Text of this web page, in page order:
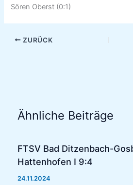
Sören Oberst (0:1)
ZURÜCK
Ähnliche Beiträge
FTSV Bad Ditzenbach-
Hattenhofen I 9:4
24.11.2024